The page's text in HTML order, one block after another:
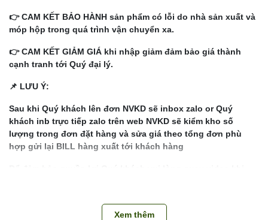
👉 CAM KẾT BẢO HÀNH sản phẩm có lỗi do nhà sản xuất và
móp hộp trong quá trình vận chuyển xa.
👉 CAM KẾT GIẢM GIÁ khi nhập giảm đảm bảo giá thành
cạnh tranh tới Quý đại lý.
📌 LƯU Ý:
Sau khi Quý khách lên đơn NVKD sẽ inbox zalo or Quý
khách inb trực tiếp zalo trên web NVKD sẽ kiểm kho số
lượng trong đơn đặt hàng và sửa giá theo tổng đơn phù
hợp gửi lại BILL hàng xuất tới khách hàng
hành đổi trả cho khách hàng
Xem thêm